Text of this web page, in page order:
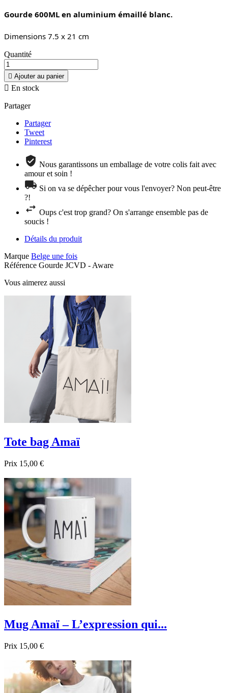
Gourde 600ML en aluminium émaillé blanc.
Dimensions 7.5 x 21 cm
Quantité
 Ajouter au panier
 En stock
Partager
Partager
Tweet
Pinterest
Nous garantissons un emballage de votre colis fait avec
amour et soin !
Si on va se dépêcher pour vous l'envoyer? Non peut-être
?!
Oups c'est trop grand? On s'arrange ensemble pas de
soucis !
Détails du produit
Marque Belge une fois
Référence Gourde JCVD - Aware
Vous aimerez aussi
Tote bag Amaï
Prix 15,00 €
Aperçu rapide
Noir
Beige
Mug Amaï – L’expression qui...
Prix 15,00 €
Aperçu rapide